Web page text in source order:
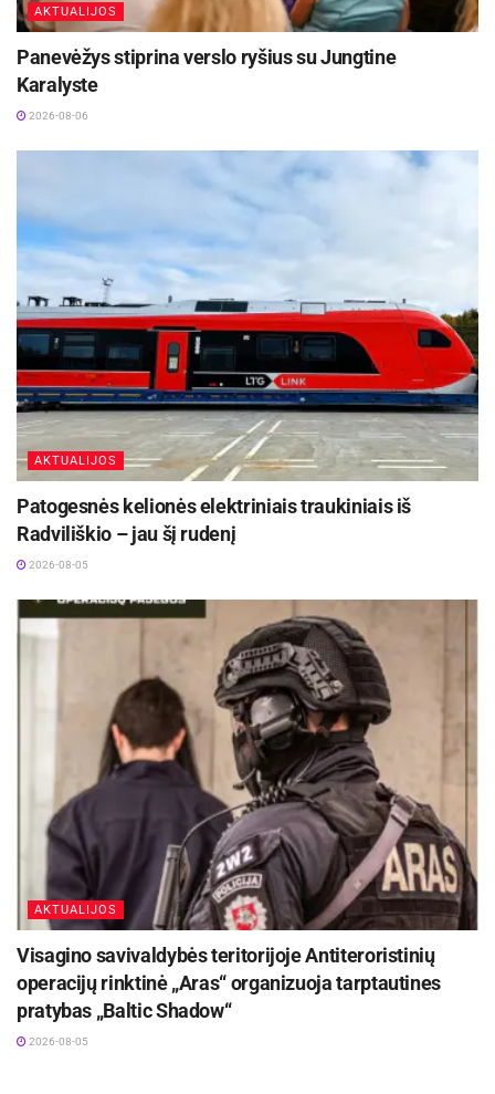
AKTUALIJOS
Panevėžys stiprina verslo ryšius su Jungtine
Karalyste
2026-08-06
AKTUALIJOS
Patogesnės kelionės elektriniais traukiniais iš
Radviliškio – jau šį rudenį
2026-08-05
AKTUALIJOS
Visagino savivaldybės teritorijoje Antiteroristinių
operacijų rinktinė „Aras“ organizuoja tarptautines
pratybas „Baltic Shadow“
2026-08-05